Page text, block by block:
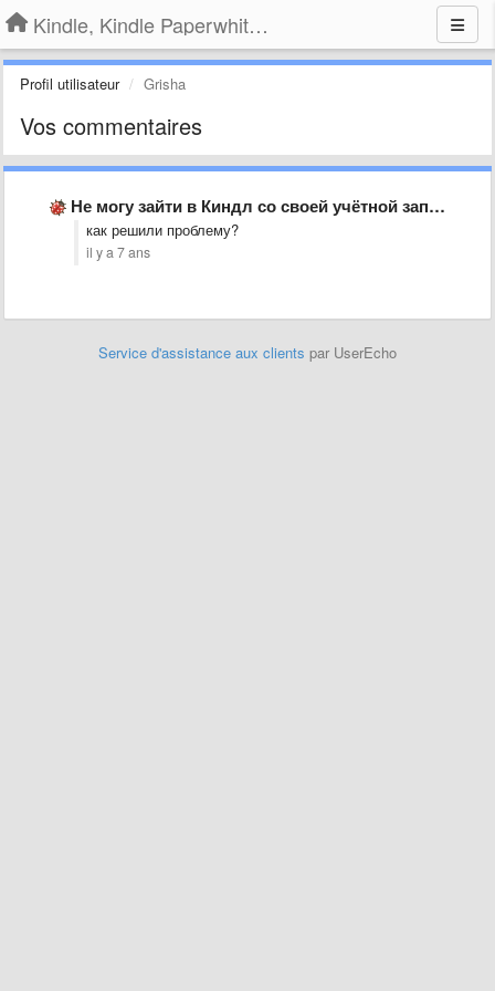
Kindle, Kindle Paperwhite, Kindle Voyage
Profil utilisateur Grisha
Vos commentaires
Не могу зайти в Киндл со своей учётной записи. Что …
как решили проблему?
il y a 7 ans
Service d'assistance aux clients par UserEcho